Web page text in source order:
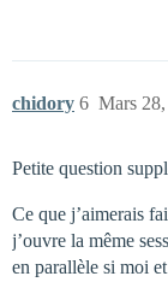
chidory Mars
6
Petite question
Ce que j’aimerais
j’ouvre la même
en parallèle si moi